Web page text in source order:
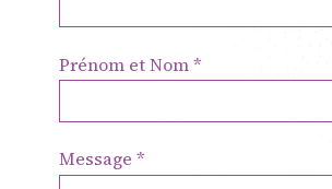
Prénom et Nom
Message
de